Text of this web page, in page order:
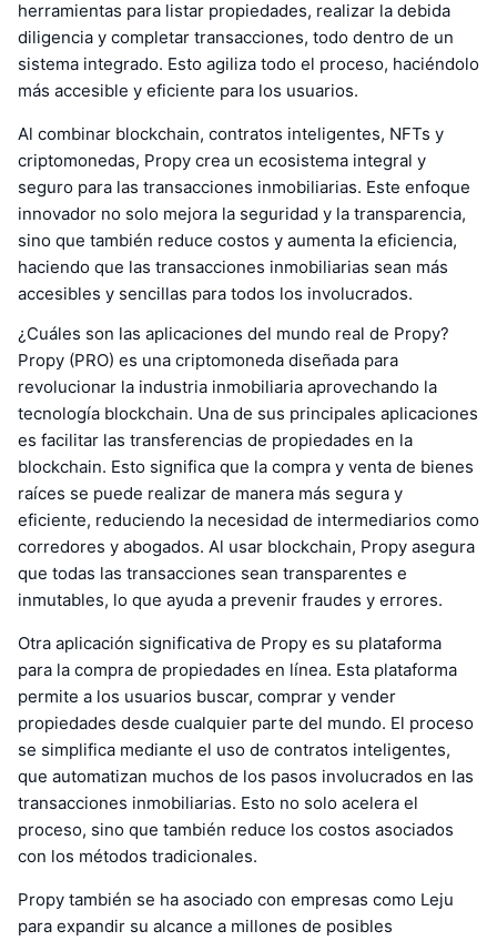
herramientas para listar propiedades, realizar la debida
diligencia y completar transacciones, todo dentro de un
sistema integrado. Esto agiliza todo el proceso, haciéndolo
más accesible y eficiente para los usuarios.
Al combinar blockchain, contratos inteligentes, NFTs y
criptomonedas, Propy crea un ecosistema integral y
seguro para las transacciones inmobiliarias. Este enfoque
innovador no solo mejora la seguridad y la transparencia,
sino que también reduce costos y aumenta la eficiencia,
haciendo que las transacciones inmobiliarias sean más
accesibles y sencillas para todos los involucrados.
¿Cuáles son las aplicaciones del mundo real de Propy?
Propy (PRO) es una criptomoneda diseñada para
revolucionar la industria inmobiliaria aprovechando la
tecnología blockchain. Una de sus principales aplicaciones
es facilitar las transferencias de propiedades en la
blockchain. Esto significa que la compra y venta de bienes
raíces se puede realizar de manera más segura y
eficiente, reduciendo la necesidad de intermediarios como
corredores y abogados. Al usar blockchain, Propy asegura
que todas las transacciones sean transparentes e
inmutables, lo que ayuda a prevenir fraudes y errores.
Otra aplicación significativa de Propy es su plataforma
para la compra de propiedades en línea. Esta plataforma
permite a los usuarios buscar, comprar y vender
propiedades desde cualquier parte del mundo. El proceso
se simplifica mediante el uso de contratos inteligentes,
que automatizan muchos de los pasos involucrados en las
transacciones inmobiliarias. Esto no solo acelera el
proceso, sino que también reduce los costos asociados
con los métodos tradicionales.
Propy también se ha asociado con empresas como Leju
para expandir su alcance a millones de posibles